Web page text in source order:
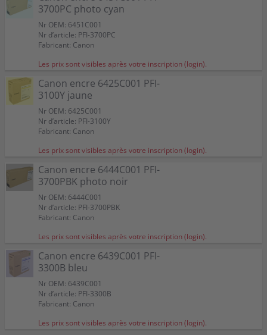
3700PC photo cyan
Nr OEM: 6451C001
Nr d’article: PFI-3700PC
Fabricant: Canon
Les prix sont visibles après votre inscription (login).
Canon encre 6425C001 PFI-
3100Y jaune
Nr OEM: 6425C001
Nr d’article: PFI-3100Y
Fabricant: Canon
Les prix sont visibles après votre inscription (login).
Canon encre 6444C001 PFI-
3700PBK photo noir
Nr OEM: 6444C001
Nr d’article: PFI-3700PBK
Fabricant: Canon
Les prix sont visibles après votre inscription (login).
Canon encre 6439C001 PFI-
3300B bleu
Nr OEM: 6439C001
Nr d’article: PFI-3300B
Fabricant: Canon
Les prix sont visibles après votre inscription (login).